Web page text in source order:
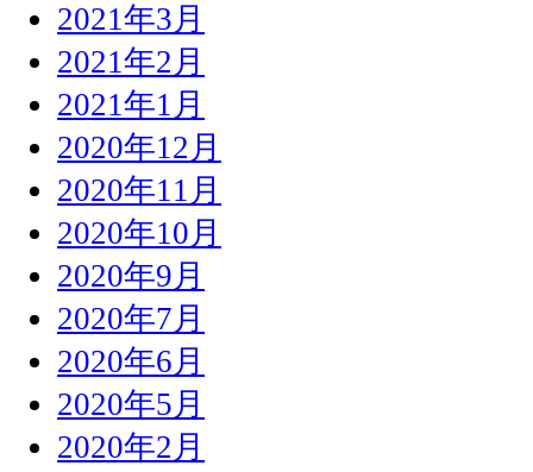
2021年3月
2021年2月
2021年1月
2020年12月
2020年11月
2020年10月
2020年9月
2020年7月
2020年6月
2020年5月
2020年2月